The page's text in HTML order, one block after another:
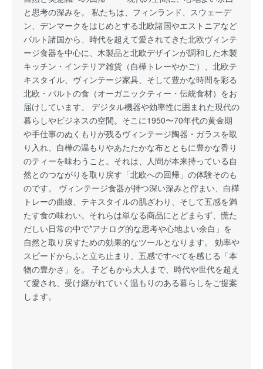
と思考の深みを。 私たちは、フィンランド、スウェーデ
ン、デンマークをはじめとする北欧諸国やエストニアなど
バルト諸国から、時代を超えて愛されてきた北欧ヴィンテ
ージ食器を中心に、木製品と北欧デザインが調和した木製
キッチン・インテリア雑貨（白樺トレーやかご）、北欧テ
キスタイル、ヴィンテージ家具、そして豊かな時間を彩る
北欧・バルトの食（オーガニックティー・伝統食材）をお
届けしています。 デジタル機器や効率性に囲まれた現代の
暮らしやビジネスの空間。そこに1950〜70年代の黄金期
や手仕事のぬくもりが残るヴィンテージ陶器・ガラスを取
り入れ、白樺の温もりやあたたかな布とともに豊かな香り
のティーを味わうこと。それは、人間が本来持っている自
然とのつながりを取り戻す「北欧への回帰」の体験そのも
のです。 ヴィンテージ食器が持つ深い深みと佇まい、白樺
トレーの曲線、テキスタイルの肌ざわり、そして五感を満
たす食の味わい。それらは単なる商品にとどまらず、慌た
だしい日常の中で*アナログ的な思考や心地よい余白」を
自然と取り戻すための効果的なツールとなります。 効率や
スピードからふと立ち止まり、五感ですべてを感じる「本
物の豊かさ」を。 子どもから大人まで、時代や世代を超え
て愛され、受け継がれていく温もりのある暮らしをご提案
します。